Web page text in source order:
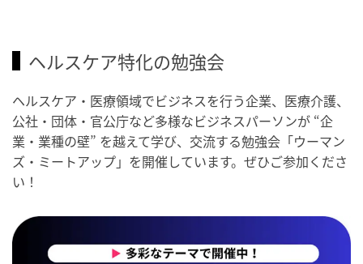
ヘルスケア特化の勉強会
ヘルスケア・医療領域でビジネスを行う企業、医療介護、
公社・団体・官公庁など多様なビジネスパーソンが “企
業・業種の壁” を越えて学び、交流する勉強会「ウーマン
ズ・ミートアップ」を開催しています。ぜひご参加くださ
い！